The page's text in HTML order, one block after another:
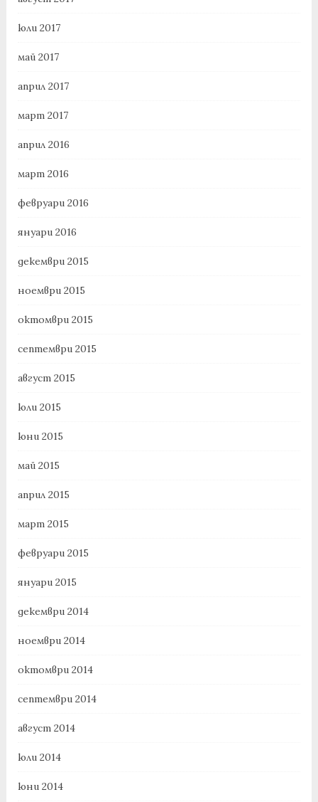
юли 2017
май 2017
април 2017
март 2017
април 2016
март 2016
февруари 2016
януари 2016
декември 2015
ноември 2015
октомври 2015
септември 2015
август 2015
юли 2015
юни 2015
май 2015
април 2015
март 2015
февруари 2015
януари 2015
декември 2014
ноември 2014
октомври 2014
септември 2014
август 2014
юли 2014
юни 2014